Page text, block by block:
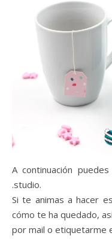
A continuación
.studio.
Si te animas a hacer
cómo te ha quedado,
por mail o etiquetarme